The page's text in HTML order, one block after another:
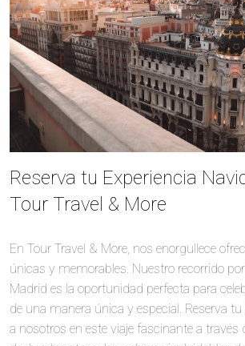
Reserva tu Experiencia
Tour Travel & More
En Tour Travel & More, nos enorgullece
únicas y memorables. Nuestro recorrido
Madrid es la oportunidad perfecta para
de una manera única y especial. Reserva
a nosotros en este viaje fascinante a través